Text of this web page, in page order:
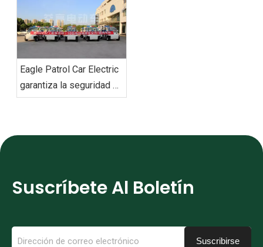
los EAU entregada con
éxito
‌Eagle Patrol Car Electric
garantiza la seguridad en
la cumbre BRICS
Suscríbete Al Boletín
Suscribirse